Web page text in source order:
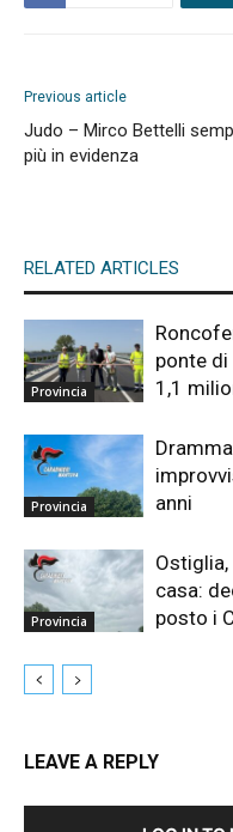
Previous article
Judo – Mirco Bettelli
più in evidenza
RELATED ARTICLES
Provincia
ponte
1,1
Provincia
anni
Provincia
casa:
posto i
LEAVE A REPLY